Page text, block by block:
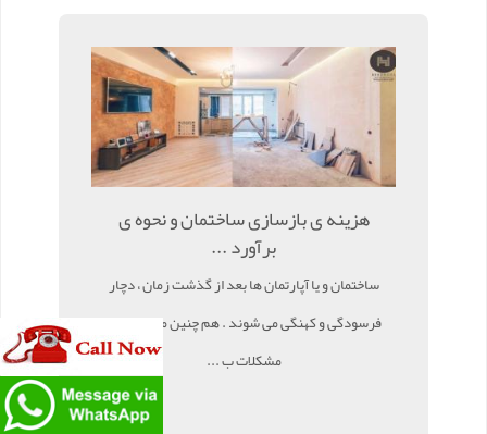
هزینه ی بازسازی ساختمان و نحوه ی
برآورد ...
ساختمان و یا آپارتمان ها بعد از گذشت زمان ، دچار
فرسودگی و کهنگی می شوند . هم چنین ممکن است
مشکلات ب ...